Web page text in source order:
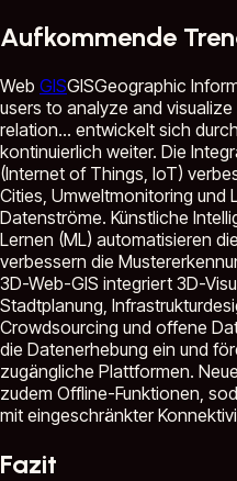
Aufkommende
Web GISGISGeographic
users to analyze and
relation... entwickelt sich
kontinuierlich weiter. Die
(Internet of Things, IoT)
Cities, Umweltmonitoring und
Datenströme. Künstliche
Lernen (ML) automatisieren
verbessern die
3D-Web-GIS integriert 3D-
Stadtplanung,
Crowdsourcing und offene
die Datenerhebung ein und
zugängliche Plattformen.
zudem Offline-Funktionen,
mit eingeschränkter
Fazit